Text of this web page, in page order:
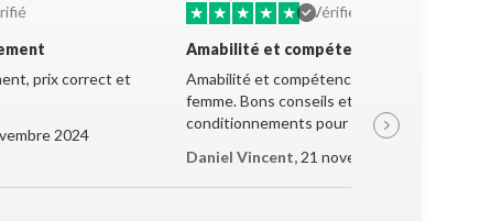
prix correct et
2024
★ ★ ★ ★ ★
Vérifié
Amabilité et compétence
Amabilité et compétence de la jeune
femme. Bons conseils et très bon
conditionnements pour le transport.
Daniel Vincent, 21 novembre 2024